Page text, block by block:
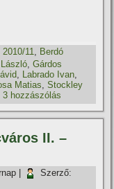
2010/11, Berdó
,Gárdos
Labrado Ivan
Matias ,Stockley
3 hozzászólás
II. –
Szerző: